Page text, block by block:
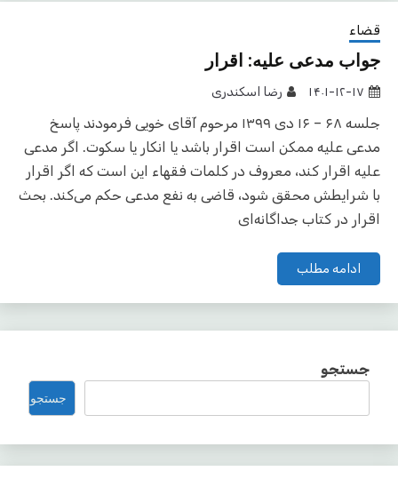
قضاء
جواب مدعی علیه: اقرار
۱۴۰۱-۱۲-۱۷ رضا اسکندری
جلسه ۶۸ – ۱۶ دی ۱۳۹۹ مرحوم آقای خویی فرمودند پاسخ
مدعی علیه ممکن است اقرار باشد یا انکار یا سکوت. اگر مدعی
علیه اقرار کند، معروف در کلمات فقهاء این است که اگر اقرار
با شرایطش محقق شود، قاضی به نفع مدعی حکم می‌کند. بحث
اقرار در کتاب جداگانه‌ای
ادامه مطلب
جستجو
جستجو